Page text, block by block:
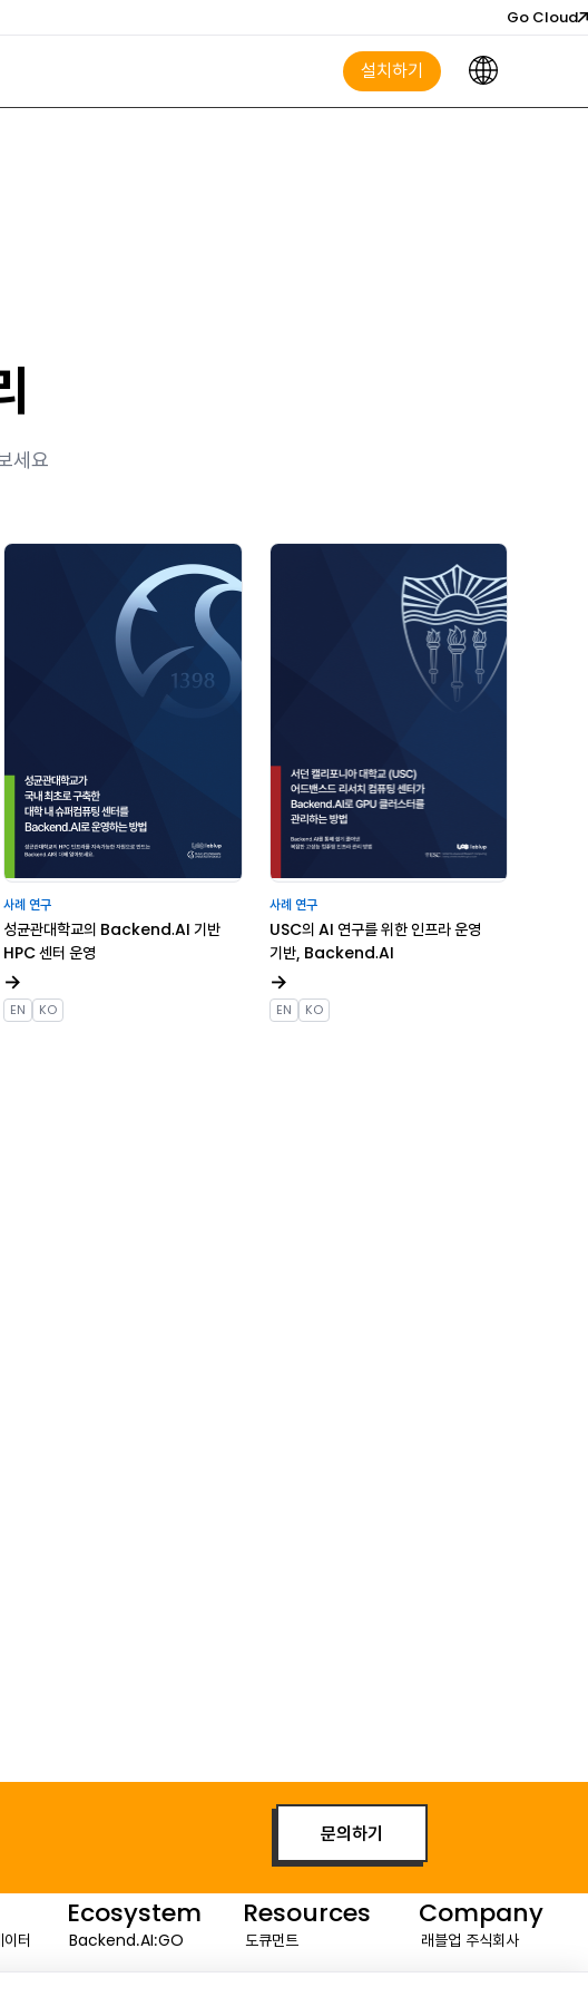
Go Cloud
설치하기
세요
사례 연구
성균관대학교의 Backend.AI 기반
HPC 센터 운영
→
EN KO
사례 연구
USC의 AI 연구를 위한 인프라 운영
기반, Backend.AI
→
EN KO
문의하기
터
Ecosystem
Backend.AI:GO
Resources
도큐먼트
Company
래블업 주식회사